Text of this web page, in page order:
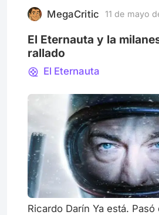
No hay retiro dorado en las
MegaCritic 11 de mayo
El Eternauta y la
rallado
El Eternauta
Ricardo Darín Ya está.